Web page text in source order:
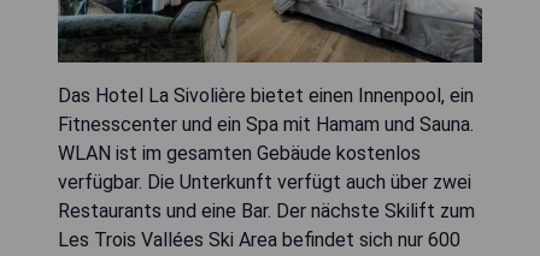
Das Hotel La Sivolière bietet einen Innenpool, ein
Fitnesscenter und ein Spa mit Hamam und Sauna.
WLAN ist im gesamten Gebäude kostenlos
verfügbar. Die Unterkunft verfügt auch über zwei
Restaurants und eine Bar. Der nächste Skilift zum
Les Trois Vallées Ski Area befindet sich nur 600